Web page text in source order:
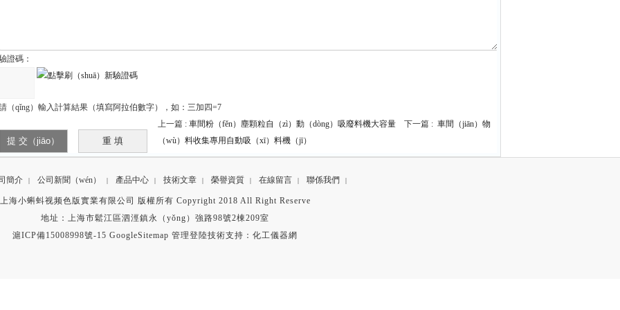
證碼：
（qǐng）輸入計算結果（填寫阿拉伯數字），如：三加四=7
上一篇 : 車間粉（fěn）塵顆粒自（zì）動（dòng）吸廢料機大容量 下一篇 : 車間（jiān）物
（wù）料收集專用自動吸（xī）料機（jī）
簡介 | 公司新聞（wén） | 產品中心 | 技術文章 | 榮譽資質 | 在線留言 | 聯係我們 |
上海小蝌蚪视频色版實業有限公司 版權所有 Copyright 2018 All Right Reserve
地址：上海市鬆江區泗涇鎮永（yǒng）強路98號2棟209室
滬ICP備15008998號-15 GoogleSitemap 管理登陸技術支持： 化工儀器網